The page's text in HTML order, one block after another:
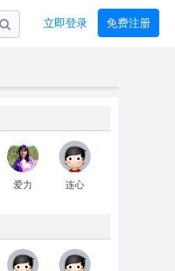
立即登录 免费注册
爱力 连心